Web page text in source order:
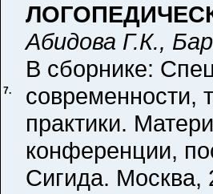
7.
Абидова Г.К.,
В сборнике:
современности,
практики.
конференции,
Сигида. Москва,